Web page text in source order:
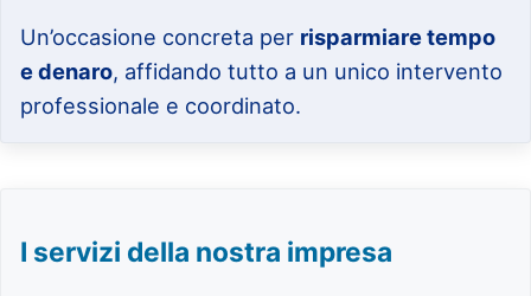
Un’occasione concreta per risparmiare tempo
e denaro, affidando tutto a un unico intervento
professionale e coordinato.
I servizi della nostra impresa